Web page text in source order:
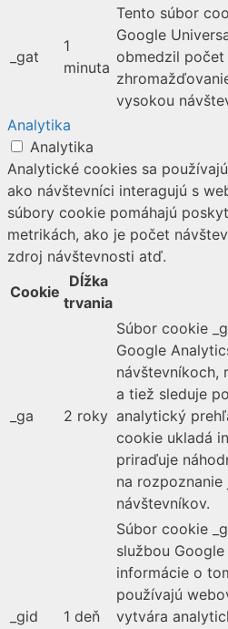
_gat
1
minuta
Tento súbor
Google
obmedzil
vysokou
Analytika
Analytika
Analytické cookies sa
ako návštevníci interagujú s
súbory cookie pomáhajú
metrikách, ako je počet
zdroj návštevnosti atď.
Cookie
Dĺžka
trvania
_ga 2 roky
Súbor cookie
Google
návštevníkoch,
a tiež sleduje
analytický
cookie ukladá
priraďuje
na rozpoznanie
návštevníkov.
_gid 1 deň
Súbor cookie
službou
informácie o
používajú
vytvára